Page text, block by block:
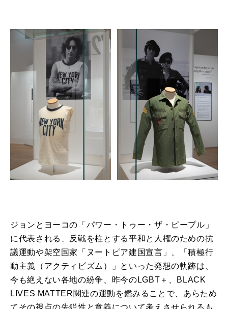
ジョンとヨーコの「パワー・トゥー・ザ・ピープル」
に代表される、反戦を柱とする平和と人権のための抗
議運動や架空国家「ヌートピア建国宣言」、「積極行
動主義（アクティビズム）」といった発想の軌跡は、
今も絶えない各地の紛争、昨今のLGBT＋、BLACK
LIVES MATTER関連の運動を鑑みることで、あらため